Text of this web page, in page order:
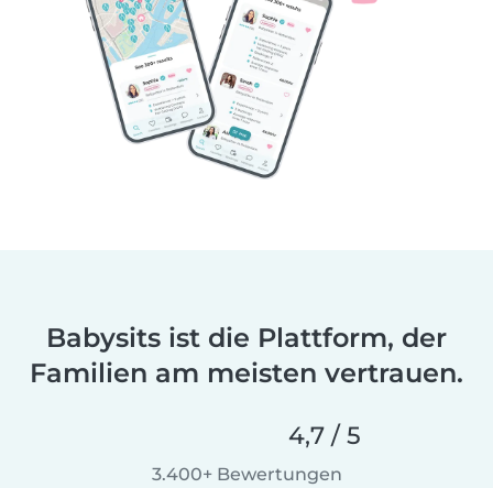
Babysits ist die Plattform, der
Familien am meisten vertrauen.
4,7 / 5
3.400+ Bewertungen